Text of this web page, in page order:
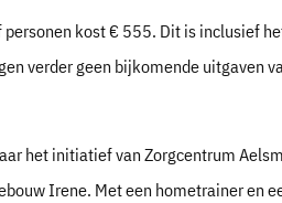
personen kost € 555. Dit is inclusief
verder geen bijkomende uitgaven
het initiatief van Zorgcentrum
Irene. Met een hometrainer en